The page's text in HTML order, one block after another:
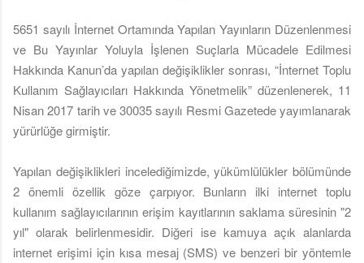
5651 sayılı İnternet Ortamında Yapılan Yayınların Düzenlenmesi
ve Bu Yayınlar Yoluyla İşlenen Suçlarla Mücadele Edilmesi
Hakkında Kanun’da yapılan değişiklikler sonrası, “İnternet Toplu
Kullanım Sağlayıcıları Hakkında Yönetmelik” düzenlenerek, 11
Nisan 2017 tarih ve 30035 sayılı Resmi Gazetede yayımlanarak
yürürlüğe girmiştir.
Yapılan değişiklikleri incelediğimizde, yükümlülükler bölümünde
2 önemli özellik göze çarpıyor. Bunların ilki internet toplu
kullanım sağlayıcılarının erişim kayıtlarının saklama süresinin "2
yıl" olarak belirlenmesidir. Diğeri ise kamuya açık alanlarda
internet erişimi için kısa mesaj (SMS) ve benzeri bir yöntemle